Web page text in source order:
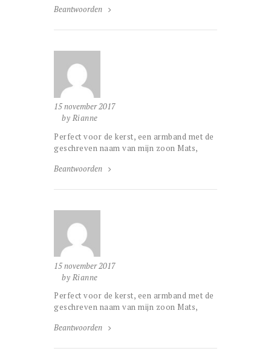
Beantwoorden
15 november 2017
by Rianne
Perfect voor de kerst, een armband met de
geschreven naam van mijn zoon Mats,
Beantwoorden
15 november 2017
by Rianne
Perfect voor de kerst, een armband met de
geschreven naam van mijn zoon Mats,
Beantwoorden